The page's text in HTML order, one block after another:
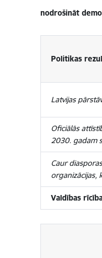
nodrošināt
Politikas
Latvijas
Oficiālās
2030. gadam
Caur
organizācijas,
Valdības